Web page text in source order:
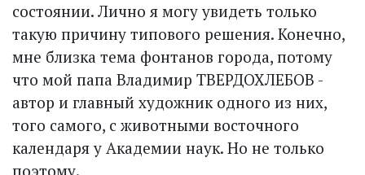
состоянии. Лично я могу увидеть только
такую причину типового решения. Конечно,
мне близка тема фонтанов города, потому
что мой папа Владимир ТВЕРДОХЛЕБОВ -
автор и главный художник одного из них,
того самого, с животными восточного
календаря у Академии наук. Но не только
поэтому.